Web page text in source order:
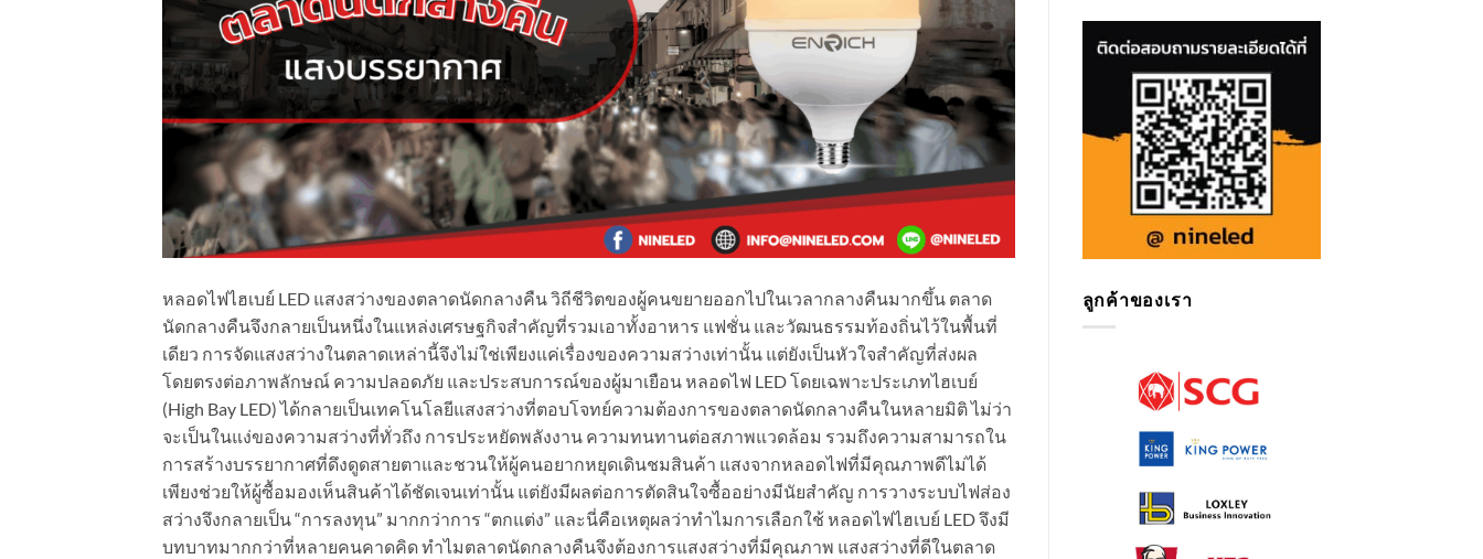
หลอดไฟไฮเบย์ LED แสงสว่างของตลาดนัดกลางคืน วิถีชีวิตของผู้คนขยายออกไปในเวลากลางคืนมากขึ้น ตลาด
นัดกลางคืนจึงกลายเป็นหนึ่งในแหล่งเศรษฐกิจสำคัญที่รวมเอาทั้งอาหาร แฟชั่น และวัฒนธรรมท้องถิ่นไว้ในพื้นที่
เดียว การจัดแสงสว่างในตลาดเหล่านี้จึงไม่ใช่เพียงแค่เรื่องของความสว่างเท่านั้น แต่ยังเป็นหัวใจสำคัญที่ส่งผล
โดยตรงต่อภาพลักษณ์ ความปลอดภัย และประสบการณ์ของผู้มาเยือน หลอดไฟ LED โดยเฉพาะประเภทไฮเบย์
(High Bay LED) ได้กลายเป็นเทคโนโลยีแสงสว่างที่ตอบโจทย์ความต้องการของตลาดนัดกลางคืนในหลายมิติ ไม่ว่า
จะเป็นในแง่ของความสว่างที่ทั่วถึง การประหยัดพลังงาน ความทนทานต่อสภาพแวดล้อม รวมถึงความสามารถใน
การสร้างบรรยากาศที่ดึงดูดสายตาและชวนให้ผู้คนอยากหยุดเดินชมสินค้า แสงจากหลอดไฟที่มีคุณภาพดีไม่ได้
เพียงช่วยให้ผู้ซื้อมองเห็นสินค้าได้ชัดเจนเท่านั้น แต่ยังมีผลต่อการตัดสินใจซื้ออย่างมีนัยสำคัญ การวางระบบไฟส่อง
สว่างจึงกลายเป็น “การลงทุน” มากกว่าการ “ตกแต่ง” และนี่คือเหตุผลว่าทำไมการเลือกใช้ หลอดไฟไฮเบย์ LED จึงมี
บทบาทมากกว่าที่หลายคนคาดคิด ทำไมตลาดนัดกลางคืนจึงต้องการแสงสว่างที่มีคุณภาพ แสงสว่างที่ดีในตลาด
ลูกค้าของเรา